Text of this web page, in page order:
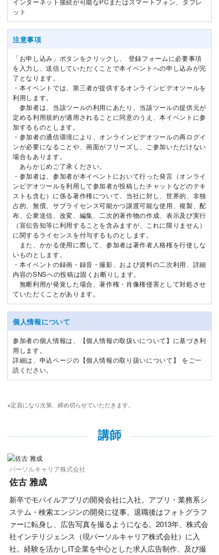
ット
注意事項
「お申し込み」ボタンをクリックし、 登録フォームに必要事項
を入力し、送信していただくことで本イベントへの申し込みが完
了となります。
・本イベントでは、第三者が提供するオンラインビデオツールを
利用します。
参加者は、当該ツールの利用にあたり、当該ツールの提供元が
定める利用規約が適用されることに同意のうえ、本イベントに参
加するものとします。
・参加者の通信環境により、オンラインビデオツールの再ログイ
ンが必要になることや、画面がフリーズし、ご参加いただけない
場合もあります。
あらかじめご了承ください。
・参加者は、参加者が本イベントにおいて行った発言（オンライ
ンビデオツールを利用して参加者が投稿したチャットなどのテキ
ストも含む）に係る著作権について、当社に対し、世界的、非独
占的、無償、サブライセンス可能かつ譲渡可能な使用、複製、配
布、公衆送信、改変、編集、二次的著作物の作成、表示及び実行
（宣伝告知等に利用することを含みますが、これに限りません）
に関するライセンスを付与するものとします。
また、かかる使用に際して、参加者は著作者人格権を行使しな
いものとします。
・本イベントの録画・録音・撮影、および資料の二次利用、詳細
内容のSNSへの投稿は固くお断りします。
無断利用が発覚した場合、著作権・肖像権侵害として対処させ
ていただくことがあります。
個人情報について
参加者の個人情報は、【個人情報の取扱いについて】に基づき利
用します。
詳細は、申込ページの【個人情報の取り扱いについて】 をご一
読ください。
※定員になり次第、締め切らせていただきます。
講師
パーソルキャリア株式会社
佐古 雅成
新卒でモバイルアプリの開発会社に入社。アプリ・業務系シ
ステム・検索エンジンの開発に従事。退職後はフォトグラフ
ァーに転身し、広告写真を撮るようになる。2013年、株式会
社インテリジェンス（現パーソルキャリア株式会社）に入
社。経験を活かしIT企業を中心とした求人広告制作、及び撮